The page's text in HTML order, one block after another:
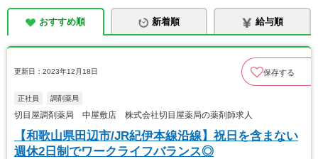
おすすめ順 新着順 給与順
更新日：2023年12月18日 保存する
正社員 調剤薬局
切目屋調剤薬局 中屋敷店 株式会社切目屋薬局の薬剤師求人
【和歌山県田辺市/JR紀伊本線沿線】祝日を含まない
週休2日制でワークライフバランス◎